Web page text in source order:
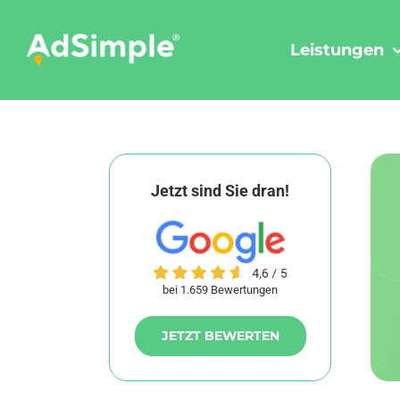
content
Leistungen
Jetzt sind Sie dran!
bei 1.659 Bewertungen
JETZT BEWERTEN